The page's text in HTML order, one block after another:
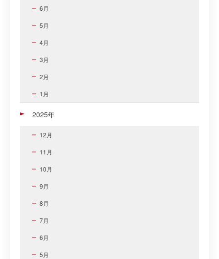
6月
5月
4月
3月
2月
1月
2025年
12月
11月
10月
9月
8月
7月
6月
5月